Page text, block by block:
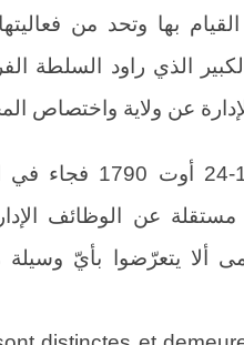
القيام بها وتحد من
الذي راود السلطة
عن ولاية واختصاص
مستقلة عن الوظائف
ألا يتعرّضوا بأيّ